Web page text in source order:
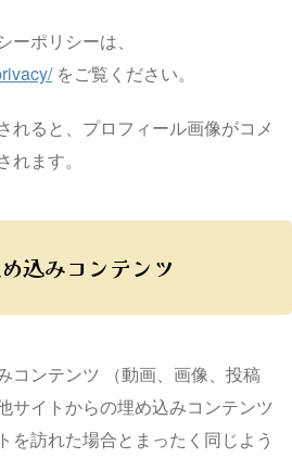
ポリシーは、
をご覧ください。
れると、プロフィール画像がコメ
ます。
込みコンテンツ
コンテンツ （動画、画像、投稿
サイトからの埋め込みコンテンツ
を訪れた場合とまったく同じよう